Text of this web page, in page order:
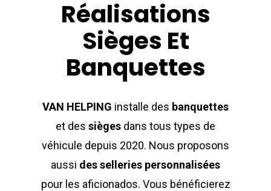
Réalisations
Sièges Et
Banquettes
VAN HELPING installe des banquettes
et des sièges dans tous types de
véhicule depuis 2020. Nous proposons
aussi des selleries personnalisées
pour les aficionados. Vous bénéficierez